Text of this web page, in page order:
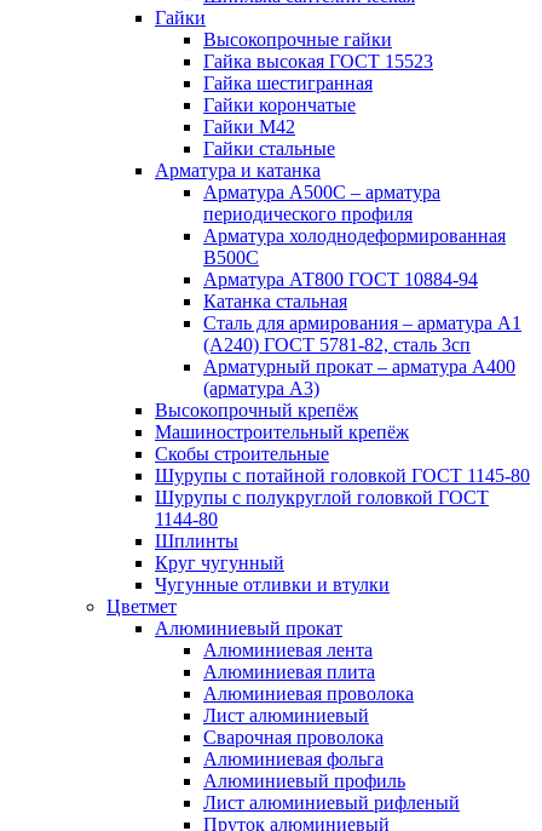
Гайки
Высокопрочные гайки
Гайка высокая ГОСТ 15523
Гайка шестигранная
Гайки корончатые
Гайки М42
Гайки стальные
Арматура и катанка
Арматура А500С – арматура
периодического профиля
Арматура холоднодеформированная
В500С
Арматура АТ800 ГОСТ 10884-94
Катанка стальная
Сталь для армирования – арматура А1
(А240) ГОСТ 5781-82, сталь 3сп
Арматурный прокат – арматура А400
(арматура А3)
Высокопрочный крепёж
Машиностроительный крепёж
Скобы строительные
Шурупы с потайной головкой ГОСТ 1145-80
Шурупы с полукруглой головкой ГОСТ
1144-80
Шплинты
Круг чугунный
Чугунные отливки и втулки
Цветмет
Алюминиевый прокат
Алюминиевая лента
Алюминиевая плита
Алюминиевая проволока
Лист алюминиевый
Сварочная проволока
Алюминиевая фольга
Алюминиевый профиль
Лист алюминиевый рифленый
Пруток алюминиевый